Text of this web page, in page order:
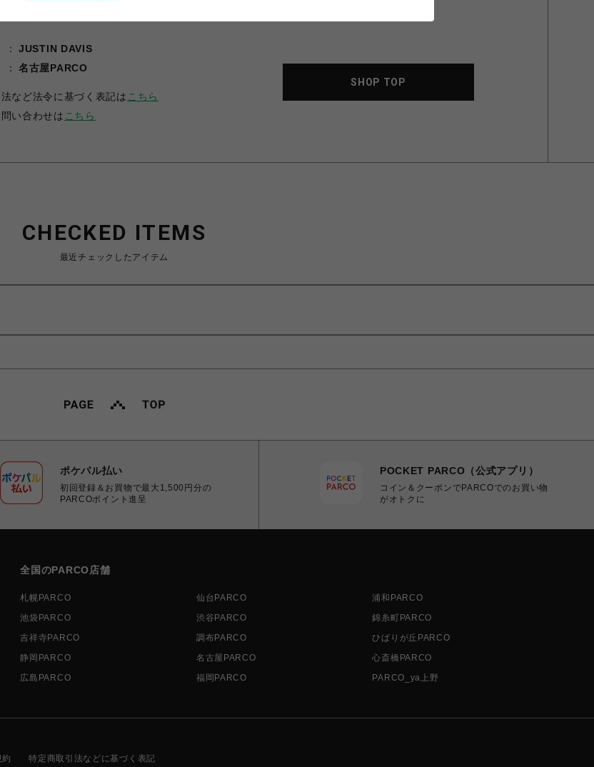
JUSTIN DAVIS
名古屋PARCO
など法令に基づく表記は こちら
い合わせは こちら
SHOP TOP
CHECKED ITEMS
最近チェックしたアイテム
ポケパル払い
初回登録＆お買物で最大1,500円分の
PARCOポイント進呈
POCKET PARCO（公式アプリ）
コイン＆クーポンでPARCOでのお買い物
がオトクに
全国のPARCO店舗
札幌PARCO 仙台PARCO
浦和PARCO
池袋PARCO
渋谷PARCO
錦糸町PARCO
吉祥寺PARCO
調布PARCO
ひばりが丘PARCO
静岡PARCO
名古屋PARCO
心斎橋PARCO
広島PARCO
福岡PARCO PARCO_ya上野
約 特定商取引法などに基づく表記